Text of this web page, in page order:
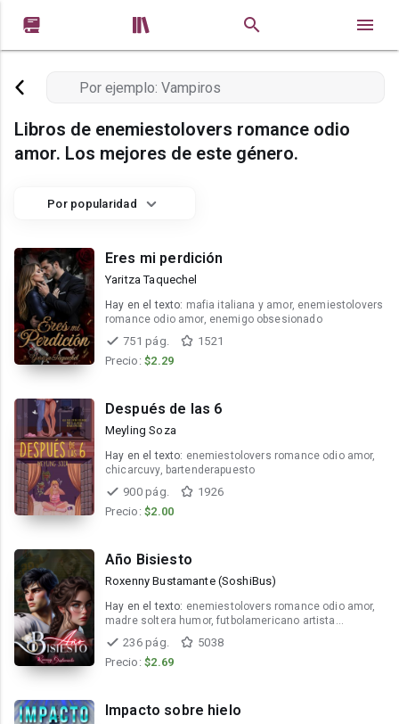
 
Libros de enemiestolovers romance odio
amor. Los mejores de este género.
Por popularidad
Eres mi perdición
Yaritza Taquechel
Hay en el texto: mafia italiana y amor, enemiestolovers
romance odio amor, enemigo obsesionado
751 pág.
1521
Precio: $2.29
Después de las 6
Meyling Soza
Hay en el texto: enemiestolovers romance odio amor,
chicarcuvy, bartenderapuesto
900 pág.
1926
Precio: $2.00
Año Bisiesto
Roxenny Bustamante (SoshiBus)
Hay en el texto: enemiestolovers romance odio amor,
madre soltera humor, futbolamericano artista
reencuentro
236 pág.
5038
Precio: $2.69
Impacto sobre hielo